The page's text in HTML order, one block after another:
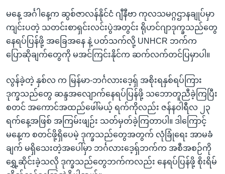
မနေ့ အင်္ဂါနေ့က ဆွစ်ဇာလန်နိုင်ငံ ဂျီနီဗာ ကုလသမဂ္ဂဌာနချုပ်မှာ
ကျင်းပတဲ့ သတင်းစာရှင်းလင်းပွဲအတွင်း ရိုဟင်ဂျာဒုက္ခသည်တွေ
နေရပ်ပြန်ဖို့ အခြေအနေ နဲ့ ပတ်သက်လို့ UNHCR ဘက်က
ပြောဆိုချက်တွေကို မအင်ကြင်းနိုင်က ဆက်လက်တင်ပြမှာပါ။
လွန်ခဲ့တဲ့ နှစ်လ က မြန်မာ-ဘင်္ဂလားဒေ့ရှ် အစိုးရနှစ်ရပ်ကြား
ဒုက္ခသည်တွေ ဆန္ဒအလျောက်နေရပ်ပြန်ဖို့ သဘောတူညီခဲ့ကြပြီး
စတင် အကောင်အထည်ဖေါ်မယ့် ရက်ကိုလည်း ဇန်နဝါရီလ ၂၃
ရက်နေ့အဖြစ် အကြမ်းဖျဉ်း သတ်မှတ်ခဲ့ကြတာပါ။ ဒါကြောင့်
မနေ့က စတင်ဖို့ရှိပေမဲ့ ဒုက္ခသည်တွေအတွက် လုံခြုံရေး အာမခံ
ချက် မရှိသေးတဲ့အပေါ်မှာ ဘင်္ဂလားဒေ့ရှ်ဘက်က အစီအစဉ်ကို
ရွှေ့ဆိုင်းခဲ့သလို ဒုက္ခသည်တွေဘက်ကလည်း နေရပ်ပြန်ဖို့ စိုးရိမ်